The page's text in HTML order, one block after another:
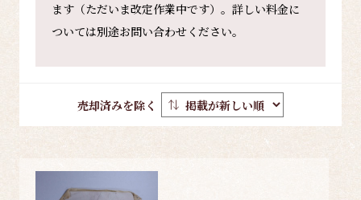
ます（ただいま改定作業中です）。詳しい料金に
ついては別途お問い合わせください。
売却済みを除く